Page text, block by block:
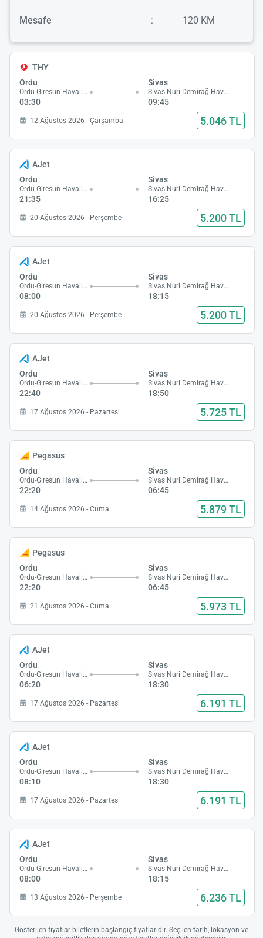
Mesafe : 120 KM
THY
Ordu
Ordu-Giresun Havalimanı
03:30
Sivas
Sivas Nuri Demirağ Havalimanı
09:45
12 Ağustos 2026 - Çarşamba 5.046 TL
AJet
Ordu
Ordu-Giresun Havalimanı
21:35
Sivas
Sivas Nuri Demirağ Havalimanı
16:25
20 Ağustos 2026 - Perşembe 5.200 TL
AJet
Ordu
Ordu-Giresun Havalimanı
08:00
Sivas
Sivas Nuri Demirağ Havalimanı
18:15
20 Ağustos 2026 - Perşembe 5.200 TL
AJet
Ordu
Ordu-Giresun Havalimanı
22:40
Sivas
Sivas Nuri Demirağ Havalimanı
18:50
17 Ağustos 2026 - Pazartesi 5.725 TL
Pegasus
Ordu
Ordu-Giresun Havalimanı
22:20
Sivas
Sivas Nuri Demirağ Havalimanı
06:45
14 Ağustos 2026 - Cuma 5.879 TL
Pegasus
Ordu
Ordu-Giresun Havalimanı
22:20
Sivas
Sivas Nuri Demirağ Havalimanı
06:45
21 Ağustos 2026 - Cuma 5.973 TL
AJet
Ordu
Ordu-Giresun Havalimanı
06:20
Sivas
Sivas Nuri Demirağ Havalimanı
18:30
17 Ağustos 2026 - Pazartesi 6.191 TL
AJet
Ordu
Ordu-Giresun Havalimanı
08:10
Sivas
Sivas Nuri Demirağ Havalimanı
18:30
17 Ağustos 2026 - Pazartesi 6.191 TL
AJet
Ordu
Ordu-Giresun Havalimanı
08:00
Sivas
Sivas Nuri Demirağ Havalimanı
18:15
13 Ağustos 2026 - Perşembe 6.236 TL
Gösterilen fiyatlar biletlerin başlangıç fiyatlarıdır. Seçilen tarih, lokasyon ve